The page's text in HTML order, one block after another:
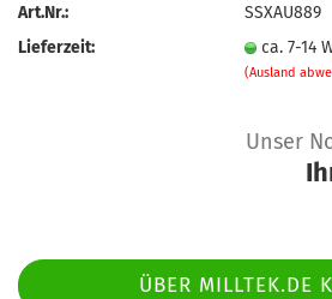
Art.Nr.:
SSXAU889
Lieferzeit:
ca. 7-14
(Ausland
Unser
ÜBER MILLTEK.DE